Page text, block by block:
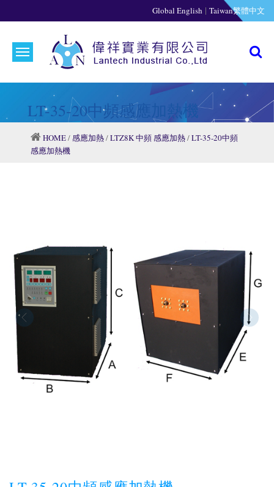
Global English | Taiwan繁體中文
LT-35-20中頻感應加熱機
HOME/感應加熱/LTZ8K 中頻 感應加熱/LT-35-20中頻
感應加熱機